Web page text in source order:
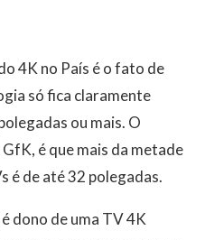
4K no País é o fato de
só fica claramente
ou mais. O
é que mais da metade
é de até 32 polegadas.
dono de uma TV 4K